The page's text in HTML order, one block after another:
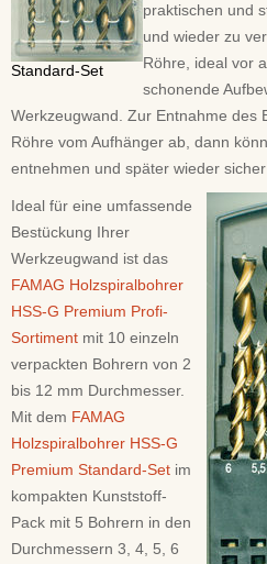
Standard-Set
praktischen und
und wieder zu
Röhre, ideal vor
schonende
Werkzeugwand. Zur Entnahme des
Röhre vom Aufhänger ab, dann
entnehmen und später wieder
Ideal für eine umfassende
Bestückung Ihrer
Werkzeugwand ist das
FAMAG Holzspiralbohrer
HSS-G Premium Profi-
Sortiment mit 10 einzeln
verpackten Bohrern von 2
bis 12 mm Durchmesser.
Mit dem FAMAG
Holzspiralbohrer HSS-G
Premium Standard-Set im
kompakten Kunststoff-
Pack mit 5 Bohrern in den
Durchmessern 3, 4, 5, 6